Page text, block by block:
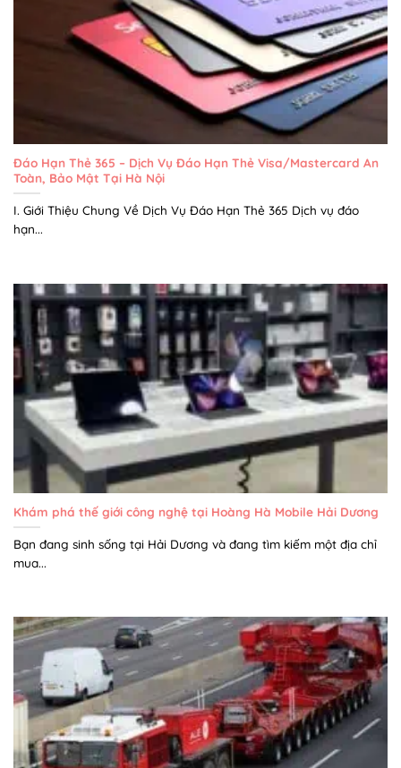
Đáo Hạn Thẻ 365 – Dịch Vụ Đáo Hạn Thẻ Visa/Mastercard An
Toàn, Bảo Mật Tại Hà Nội
I. Giới Thiệu Chung Về Dịch Vụ Đáo Hạn Thẻ 365 Dịch vụ đáo
hạn...
Khám phá thế giới công nghệ tại Hoàng Hà Mobile Hải Dương
Bạn đang sinh sống tại Hải Dương và đang tìm kiếm một địa chỉ
mua...